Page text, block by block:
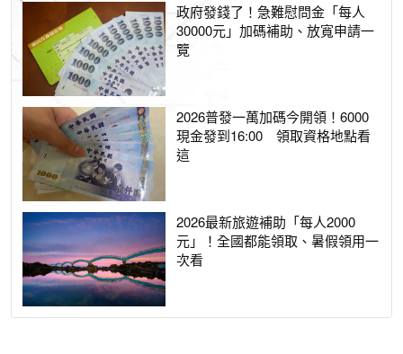
政府發錢了！急難慰問金「每人
30000元」加碼補助、放寬申請一
覽
2026普發一萬加碼今開領！6000
現金發到16:00 領取資格地點看
這
2026最新旅遊補助「每人2000
元」！全國都能領取、暑假領用一
次看